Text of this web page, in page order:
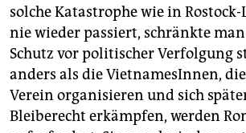
solche Katastrophe wie in
nie wieder passiert, schränkte
Schutz vor politischer Verfolgung
anders als die Viet­namesInnen,
Verein organisieren und sich
Bleiberecht erkämpfen, werden